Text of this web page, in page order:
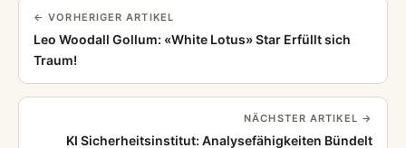
← VORHERIGER ARTIKEL
Leo Woodall Gollum: «White Lotus» Star Erfüllt sich
Traum!
NÄCHSTER ARTIKEL →
KI Sicherheitsinstitut: Analysefähigkeiten Bündelt